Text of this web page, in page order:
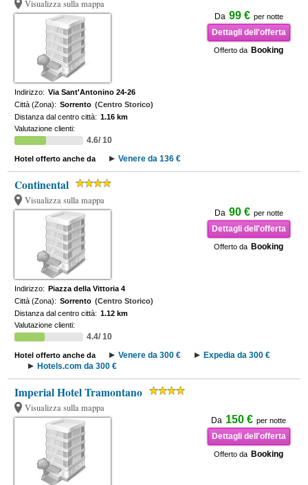
Visualizza sulla mappa
Da 99 € per notte
Dettagli dell'offerta
Offerto da Booking
Indirizzo: Via Sant'Antonino 24-26
Città (Zona): Sorrento (Centro Storico)
Distanza dal centro città: 1.16 km
Valutazione clienti:
4.6/ 10
Hotel offerto anche da Venere da 136 €
Continental
Visualizza sulla mappa
Da 90 € per notte
Dettagli dell'offerta
Offerto da Booking
Indirizzo: Piazza della Vittoria 4
Città (Zona): Sorrento (Centro Storico)
Distanza dal centro città: 1.12 km
Valutazione clienti:
4.4/ 10
Hotel offerto anche da Venere da 300 €
Expedia da 300 €
Hotels.com da 300 €
Imperial Hotel Tramontano
Visualizza sulla mappa
Da 150 € per notte
Dettagli dell'offerta
Offerto da Booking